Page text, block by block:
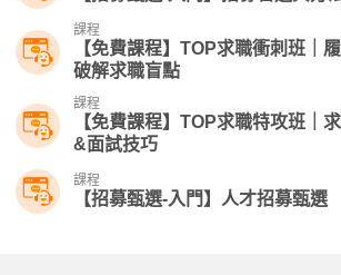
課程
【免費課程】TOP求職衝刺班｜
破解求職盲點
課程
【免費課程】TOP求職特攻班｜
&面試技巧
課程
【招募甄選-入門】人才招募甄選